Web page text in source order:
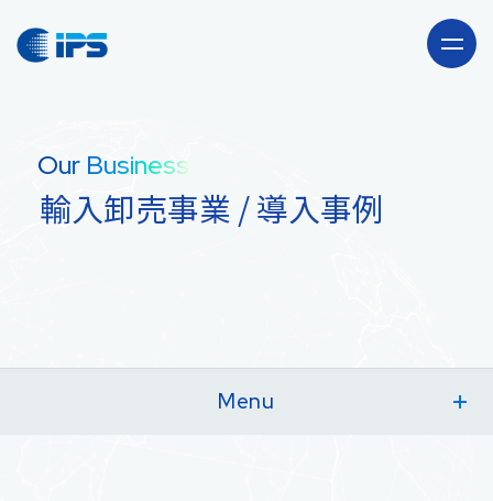
会社情報
Our Business
Our Business
輸入卸売事業 / 導入事例
Menu